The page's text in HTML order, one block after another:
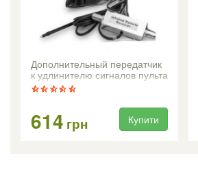
Дополнительный передатчик
к удлинителю сигналов пульта
д/у по кабелю
614 грн Купити